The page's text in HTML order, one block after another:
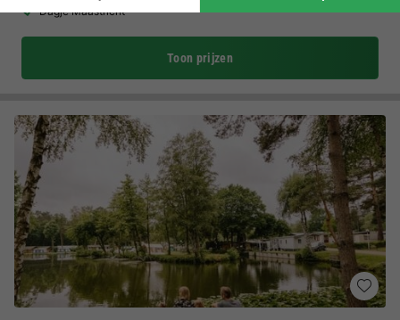
Dagje Maastricht
Toon prijzen